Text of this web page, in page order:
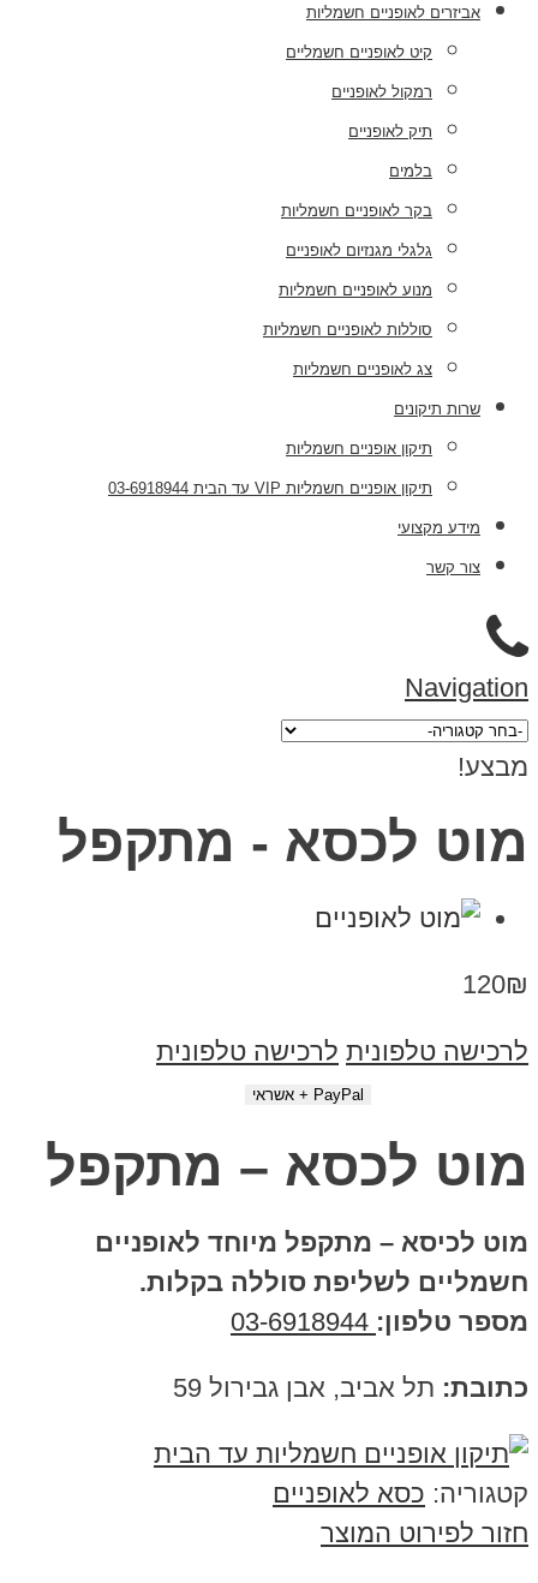
אביזרים לאופניים חשמליות
קיט לאופניים חשמליים
רמקול לאופניים
תיק לאופניים
בלמים
בקר לאופניים חשמליות
גלגלי מגנזיום לאופניים
מנוע לאופניים חשמליות
סוללות לאופניים חשמליות
צג לאופניים חשמליות
שרות תיקונים
תיקון אופניים חשמליות
תיקון אופניים חשמליות VIP עד הבית 03-6918944
מידע מקצועי
צור קשר
Navigation
מבצע!
מוט לכסא - מתקפל
120₪
לרכישה טלפונית לרכישה טלפונית
מוט לכסא – מתקפל
מוט לכיסא – מתקפל מיוחד לאופניים
חשמליים לשליפת סוללה בקלות.
מספר טלפון:
כתובת: תל אביב, אבן גבירול 59
קטגוריה: כסא לאופניים
חזור לפירוט המוצר